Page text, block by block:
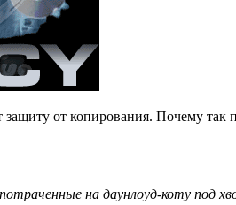
от копирования. Почему так
на даунлоуд-коту под